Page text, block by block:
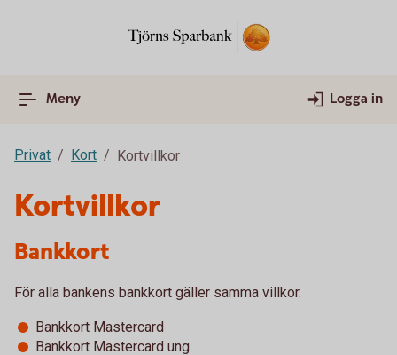
Meny Logga in
Privat Kort Kortvillkor
Kortvillkor
Bankkort
För alla bankens bankkort gäller samma villkor.
Bankkort Mastercard
Bankkort Mastercard ung